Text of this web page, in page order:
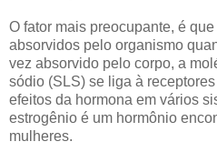
O fator mais preocupante, é
absorvidos pelo organismo
vez absorvido pelo corpo, a
sódio (SLS) se liga à
efeitos da hormona em vários
estrogênio é um hormônio
mulheres.